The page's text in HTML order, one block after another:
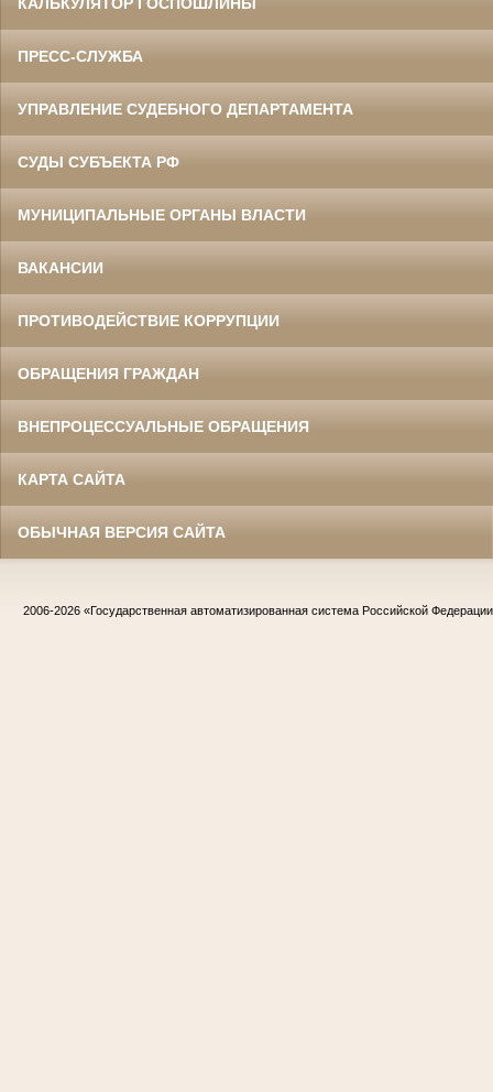
ПРЕСС-СЛУЖБА
УПРАВЛЕНИЕ СУДЕБНОГО ДЕПАРТАМЕНТА
СУДЫ СУБЪЕКТА РФ
МУНИЦИПАЛЬНЫЕ ОРГАНЫ ВЛАСТИ
ВАКАНСИИ
ПРОТИВОДЕЙСТВИЕ КОРРУПЦИИ
ОБРАЩЕНИЯ ГРАЖДАН
ВНЕПРОЦЕССУАЛЬНЫЕ ОБРАЩЕНИЯ
КАРТА САЙТА
ОБЫЧНАЯ ВЕРСИЯ САЙТА
2006-2026 «Государственная автоматизированная система Российской